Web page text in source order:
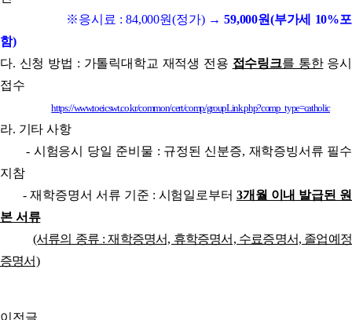
※응시료 : 84,000원(정가) → 59,000원(부가세 10%포
함)
다. 신청 방법 : 가톨릭대학교 재적생 전용 접수링크를 통한응시
접수
https://www.toeicswt.co.kr/common/cert/comp/groupLink.php?comp_type=catholic
라. 기타 사항
- 시험응시 당일 준비물 : 규정된 신분증, 재학증빙서류 필수
지참
- 재학증명서 서류 기준 : 시험일로부터 3개월 이내 발급된 원
본 서류
(서류의 종류 : 재학증명서, 휴학증명서, 수료증명서, 졸업예정
증명서)
이전글